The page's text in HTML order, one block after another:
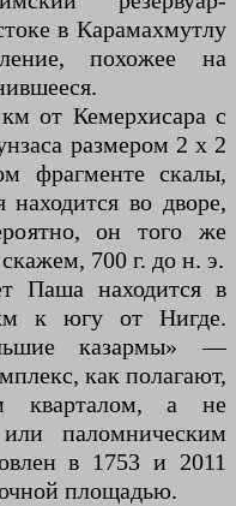
в Карамахмутлу
похожее на
от Кемерхисара с
размером 2 x 2
фрагменте скалы,
во дворе,
он того же
700 г. до н. э.
Паша находится в
к югу от Нигде.
казармы» —
как полагают,
кварталом, а не
паломническим
в 1753 и 2011
площадью.